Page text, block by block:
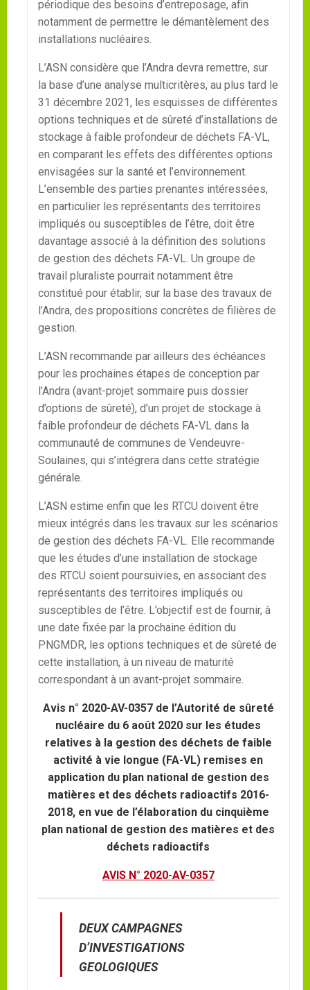
périodique des besoins d’entreposage, afin
notamment de permettre le démantèlement des
installations nucléaires.
L’ASN considère que l’Andra devra remettre, sur
la base d’une analyse multicritères, au plus tard le
31 décembre 2021, les esquisses de différentes
options techniques et de sûreté d’installations de
stockage à faible profondeur de déchets FA-VL,
en comparant les effets des différentes options
envisagées sur la santé et l’environnement.
L’ensemble des parties prenantes intéressées,
en particulier les représentants des territoires
impliqués ou susceptibles de l’être, doit être
davantage associé à la définition des solutions
de gestion des déchets FA-VL. Un groupe de
travail pluraliste pourrait notamment être
constitué pour établir, sur la base des travaux de
l’Andra, des propositions concrètes de filières de
gestion.
L’ASN recommande par ailleurs des échéances
pour les prochaines étapes de conception par
l’Andra (avant-projet sommaire puis dossier
d’options de sûreté), d’un projet de stockage à
faible profondeur de déchets FA-VL dans la
communauté de communes de Vendeuvre-
Soulaines, qui s’intégrera dans cette stratégie
générale.
L’ASN estime enfin que les RTCU doivent être
mieux intégrés dans les travaux sur les scénarios
de gestion des déchets FA-VL. Elle recommande
que les études d’une installation de stockage
des RTCU soient poursuivies, en associant des
représentants des territoires impliqués ou
susceptibles de l’être. L’objectif est de fournir, à
une date fixée par la prochaine édition du
PNGMDR, les options techniques et de sûreté de
cette installation, à un niveau de maturité
correspondant à un avant-projet sommaire.
Avis n° 2020-AV-0357 de l’Autorité de sûreté
nucléaire du 6 août 2020 sur les études
relatives à la gestion des déchets de faible
activité à vie longue (FA-VL) remises en
application du plan national de gestion des
matières et des déchets radioactifs 2016-
2018, en vue de l’élaboration du cinquième
plan national de gestion des matières et des
déchets radioactifs
AVIS N° 2020-AV-0357
DEUX CAMPAGNES
D’INVESTIGATIONS
GEOLOGIQUES